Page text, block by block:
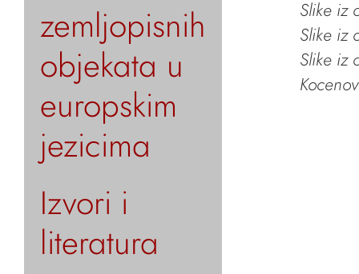
zemljopisnih
objekata u
europskim
jezicima
Izvori i
literatura
Slike iz
Slike iz
Slike iz